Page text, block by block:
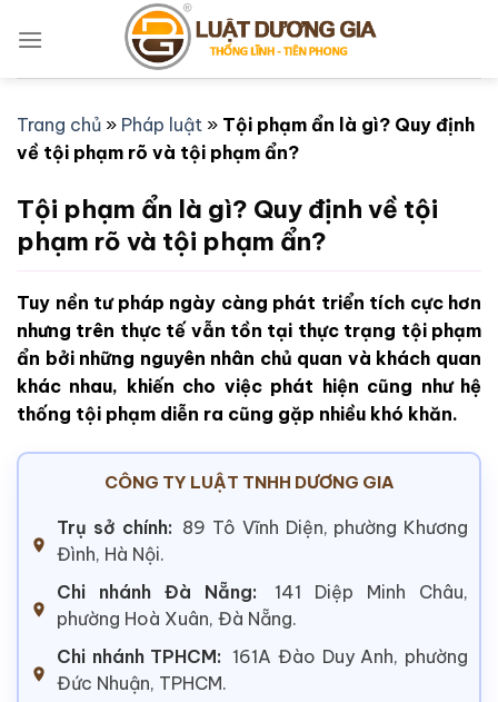
qua
Trang chủ » Pháp luật » Tội phạm ẩn là gì? Quy định
về tội phạm rõ và tội phạm ẩn?
Tội phạm ẩn là gì? Quy định về tội
phạm rõ và tội phạm ẩn?
Tuy nền tư pháp ngày càng phát triển tích cực hơn
nhưng trên thực tế vẫn tồn tại thực trạng tội phạm
ẩn bởi những nguyên nhân chủ quan và khách quan
khác nhau, khiến cho việc phát hiện cũng như hệ
thống tội phạm diễn ra cũng gặp nhiều khó khăn.
CÔNG TY LUẬT TNHH DƯƠNG GIA
Trụ sở chính: 89 Tô Vĩnh Diện, phường Khương
Đình, Hà Nội.
Chi nhánh Đà Nẵng:
141 Diệp Minh Châu,
phường Hoà Xuân, Đà Nẵng.
Chi nhánh TPHCM: 161A Đào Duy Anh, phường
Đức Nhuận, TPHCM.